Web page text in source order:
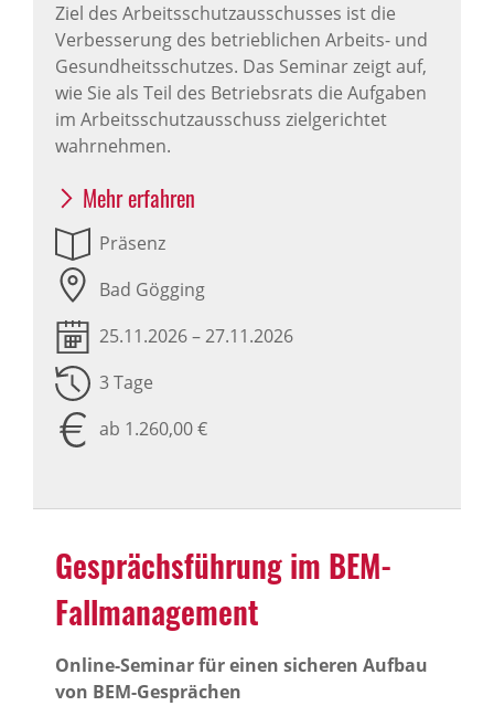
Ziel des Arbeitsschutzausschusses ist die
Verbesserung des betrieblichen Arbeits- und
Gesundheitsschutzes. Das Seminar zeigt auf,
wie Sie als Teil des Betriebsrats die Aufgaben
im Arbeitsschutzausschuss zielgerichtet
wahrnehmen.
Mehr erfahren
Präsenz
Bad Gögging
25.11.2026 – 27.11.2026
3 Tage
ab 1.260,00 €
Gesprächs­füh­rung im BEM-
Fall­ma­nage­ment
Online-Seminar für einen sicheren Aufbau
von BEM-Gesprächen